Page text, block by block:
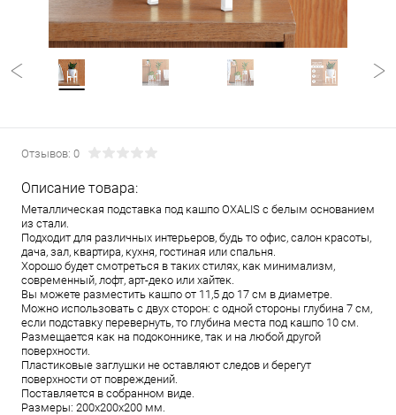
Отзывов: 0
Описание товара:
Металлическая подставка под кашпо OXALIS с белым основанием
из стали.
Подходит для различных интерьеров, будь то офис, салон красоты,
дача, зал, квартира, кухня, гостиная или спальня.
Хорошо будет смотреться в таких стилях, как минимализм,
современный, лофт, арт-деко или хайтек.
Вы можете разместить кашпо от 11,5 до 17 см в диаметре.
Можно использовать с двух сторон: с одной стороны глубина 7 см,
если подставку перевернуть, то глубина места под кашпо 10 см.
Размещается как на подоконнике, так и на любой другой
поверхности.
Пластиковые заглушки не оставляют следов и берегут
поверхности от повреждений.
Поставляется в собранном виде.
Размеры: 200х200х200 мм.